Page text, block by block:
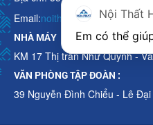
Email:
NHÀ MÁY
KM 17 Thị trấn Như Quỳnh -
VĂN PHÒNG TẬP ĐOÀN :
39 Nguyễn Đình Chiểu - Lê
Nội Thất